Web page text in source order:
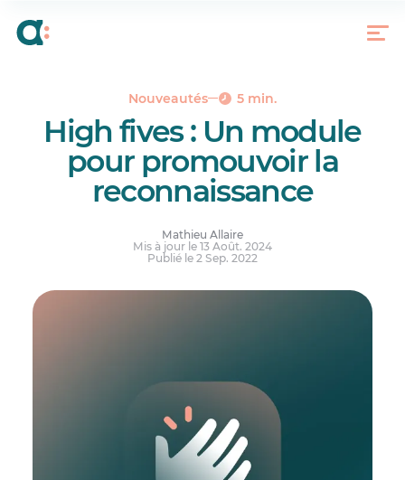
Nouveautés 5 min.
High fives : Un module
pour promouvoir la
reconnaissance
Mathieu Allaire
Mis à jour le 13 Août. 2024
Publié le 2 Sep. 2022
Prêt à l’essayer?